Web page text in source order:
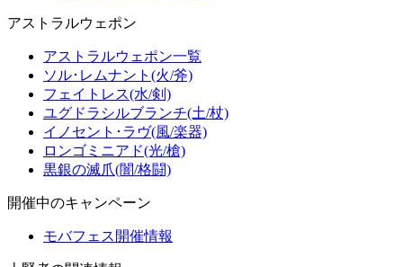
アストラルウェポン
アストラルウェポン一覧
ソル･レムナント(火/斧)
フェイトレス(水/剣)
ユグドラシルブランチ(土/杖)
イノセント･ラヴ(風/楽器)
ロンゴミニアド(光/槍)
黒銀の滅爪(闇/格闘)
開催中のキャンペーン
モバフェス開催情報